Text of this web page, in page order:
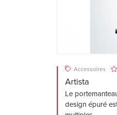
Accessoires
Artista
Le
design épuré